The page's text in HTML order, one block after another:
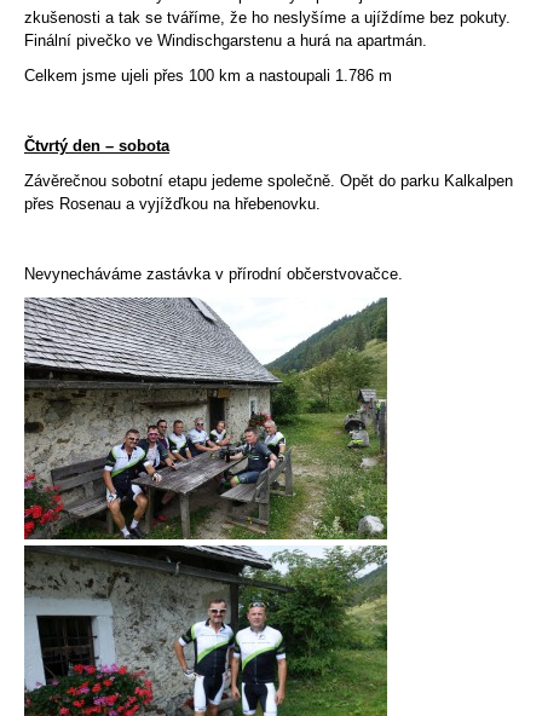
zkušenosti a tak se tváříme, že ho neslyšíme a ujíždíme bez pokuty.
Finální pivečko ve Windischgarstenu a hurá na apartmán.
Celkem jsme ujeli přes 100 km a nastoupali 1.786 m
Čtvrtý den – sobota
Závěrečnou sobotní etapu jedeme společně. Opět do parku Kalkalpen
přes Rosenau a vyjížďkou na hřebenovku.
Nevynecháváme zastávka v přírodní občerstvovačce.